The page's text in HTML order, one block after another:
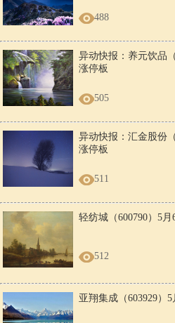
488
异动快报：养元饮品
涨停板
505
异动快报：汇金股份
涨停板
511
轻纺城（600790）5
512
亚翔集成（603929）